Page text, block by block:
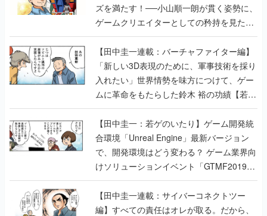
ズを満たす！──小山順一朗が貫く姿勢に、
ゲームクリエイターとしての矜持を見た
【若ゲのいたり最終回】
【田中圭一連載：バーチャファイター編】
「新しい3D表現のために、軍事技術を採り
入れたい」世界情勢を味方につけて、ゲー
ムに革命をもたらした鈴木 裕の功績【若ゲ
のいたり】
【田中圭一：若ゲのいたり】ゲーム開発統
合環境「Unreal Engine」最新バージョン
で、開発環境はどう変わる？ ゲーム業界向
けソリューションイベント「GTMF2019」
に行って、より理解を深めよう【PR】
【田中圭一連載：サイバーコネクトツー
編】すべての責任はオレが取る。だから、